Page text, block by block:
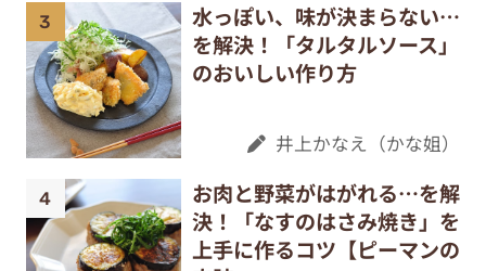
水っぽい、味が決まらない…
を解決！「タルタルソース」
のおいしい作り方
井上かなえ（かな姐）
お肉と野菜がはがれる…を解
決！「なすのはさみ焼き」を
上手に作るコツ【ピーマンの